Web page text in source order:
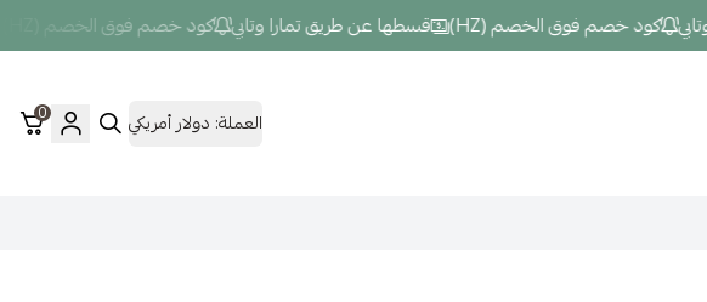
كود خصم فوق الخصم (HZ) قسطها عن طريق تمارا وتابي كود خصم فوق الخصم (HZ)
العملة: دولار أمريكي 0